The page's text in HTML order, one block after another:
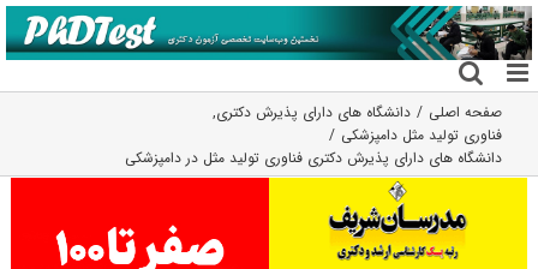
رفتن
به
محتوا
صفحه اصلی دانشگاه های دارای پذیرش دکتری,
فناوری تولید مثل دامپزشکی
دانشگاه های دارای پذیرش دکتری ﻓﻨﺎوری ﺗﻮﻟﻴﺪ ﻣﺜﻞ در داﻣﭙﺰشکی